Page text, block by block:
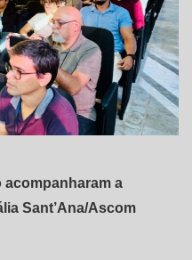
a
Sant’Ana/Ascom